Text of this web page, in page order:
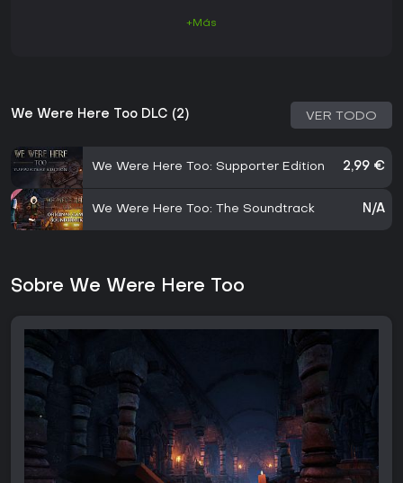
+Más
We Were Here Too DLC (2) VER TODO
We Were Here Too: Supporter Edition 2,99 €
We Were Here Too: The Soundtrack N/A
Sobre We Were Here Too